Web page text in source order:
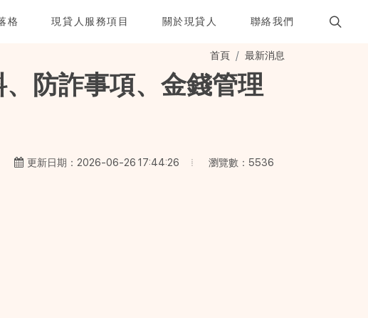
格 現貸人服務項目 關於現貸人 聯絡我們
首頁 最新消息
防詐事項、金錢管理
更新日期：2026-06-26 17:44:26 瀏覽數：5536